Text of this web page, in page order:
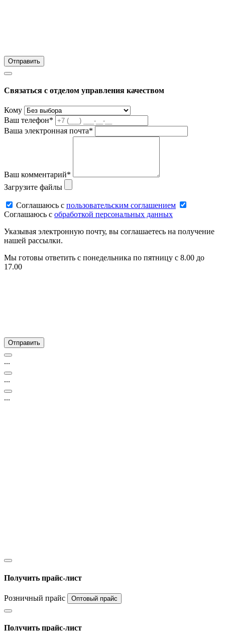
Связаться с отделом управления качеством
Кому
Ваш телефон*
Ваша электронная почта*
Ваш комментарий*
Загрузите файлы
Соглашаюсь c пользовательским соглашением
Соглашаюсь c обработкой персональных данных
Указывая электронную почту, вы соглашаетесь на получение
нашей рассылки.
Мы готовы ответить с понедельника по пятницу с 8.00 до
17.00
...
...
...
Получить прайс-лист
Розничный прайс Оптовый прайс
Получить прайс-лист